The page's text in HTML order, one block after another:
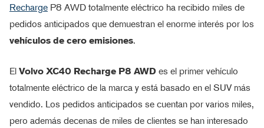
Recharge P8 AWD totalmente eléctrico ha recibido miles de
pedidos anticipados que demuestran el enorme interés por los
vehículos de cero emisiones.
El Volvo XC40 Recharge P8 AWD es el primer vehículo
totalmente eléctrico de la marca y está basado en el SUV más
vendido. Los pedidos anticipados se cuentan por varios miles,
pero además decenas de miles de clientes se han interesado